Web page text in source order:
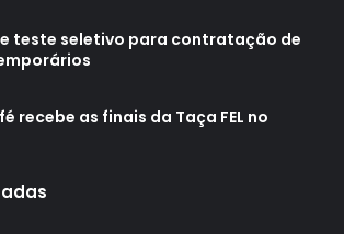
teste seletivo para contratação de
recebe as finais da Taça FEL no